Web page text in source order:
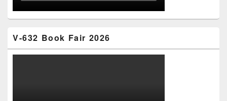
V-632 Book Fair 2026